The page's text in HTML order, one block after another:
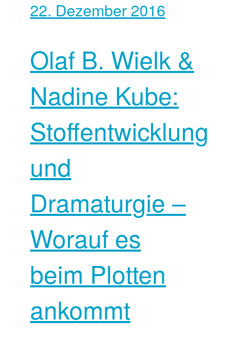
22. Dezember 2016
Olaf B. Wielk &
Nadine Kube:
Stoffentwicklung
und
Dramaturgie –
Worauf es
beim Plotten
ankommt